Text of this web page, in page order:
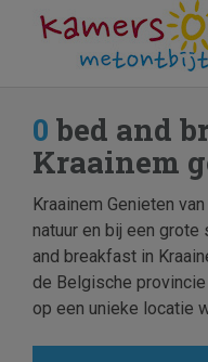
0 bed and
Kraainem
Kraainem Genieten
natuur en bij een
and breakfast in
de Belgische
op een unieke locatie